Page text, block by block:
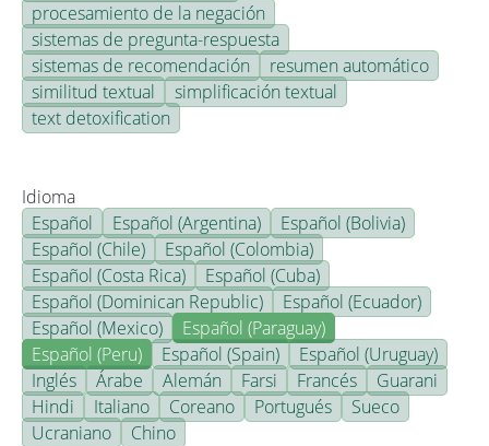
procesamiento de la negación
sistemas de pregunta-respuesta
sistemas de recomendación
resumen automático
similitud textual
simplificación textual
text detoxification
Idioma
Español
Español (Argentina)
Español (Bolivia)
Español (Chile)
Español (Colombia)
Español (Costa Rica)
Español (Cuba)
Español (Dominican Republic)
Español (Ecuador)
Español (Mexico)
Español (Paraguay)
Español (Peru)
Español (Spain)
Español (Uruguay)
Inglés
Árabe Alemán Farsi Francés
Guarani
Hindi
Italiano Coreano Portugués
Sueco
Ucraniano
Chino